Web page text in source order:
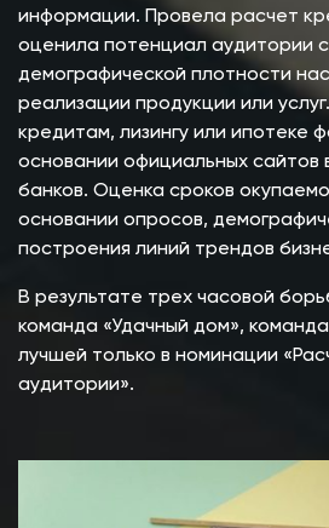
информации. Провела расчет
оценила потенциал аудитории
демографической плотности
реализации продукции или
кредитам, лизингу или ипотеке
основании официальных сайтов
банков. Оценка сроков
основании опросов,
построения линий трендов
В результате трех часовой
команда «Удачный дом»,
лучшей только в номинации
аудитории».